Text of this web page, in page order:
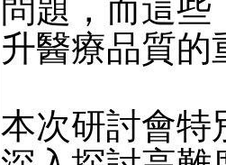
問題，而這
升醫療品質的
本次研討會特